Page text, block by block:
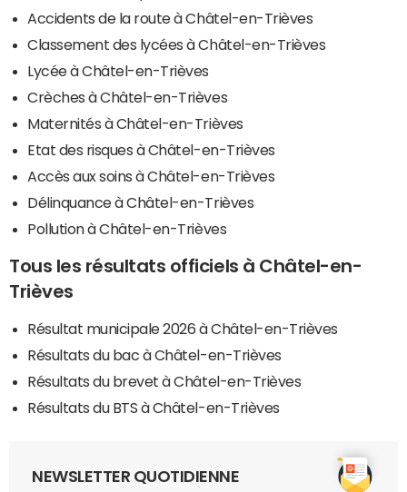
Accidents de la route à Châtel-en-Trièves
Classement des lycées à Châtel-en-Trièves
Lycée à Châtel-en-Trièves
Crèches à Châtel-en-Trièves
Maternités à Châtel-en-Trièves
Etat des risques à Châtel-en-Trièves
Accès aux soins à Châtel-en-Trièves
Délinquance à Châtel-en-Trièves
Pollution à Châtel-en-Trièves
Tous les résultats officiels à Châtel-en-
Trièves
Résultat municipale 2026 à Châtel-en-Trièves
Résultats du bac à Châtel-en-Trièves
Résultats du brevet à Châtel-en-Trièves
Résultats du BTS à Châtel-en-Trièves
NEWSLETTER QUOTIDIENNE